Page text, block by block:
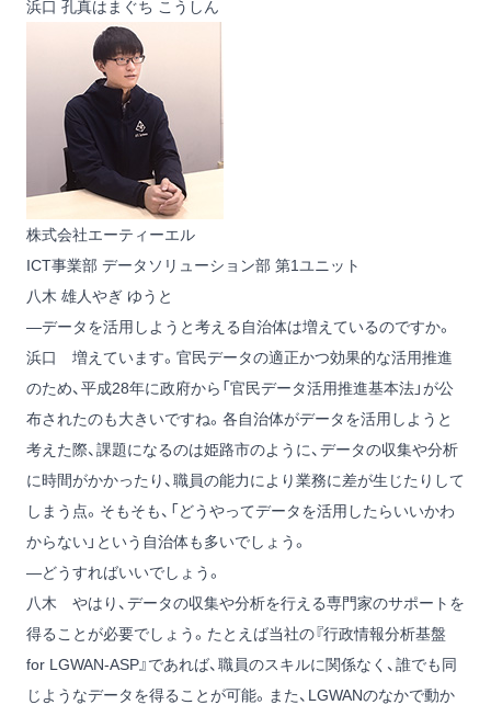
浜口 孔真はまぐち こうしん
株式会社エーティーエル
ICT事業部 データソリューション部 第1ユニット
八木 雄人やぎ ゆうと
―データを活用しようと考える自治体は増えているのですか。
浜口
増えています。官民データの適正かつ効果的な活用推進
のため、平成28年に政府から「官民データ活用推進基本法」が公
布されたのも大きいですね。各自治体がデータを活用しようと
考えた際、課題になるのは姫路市のように、データの収集や分析
に時間がかかったり、職員の能力により業務に差が生じたりして
しまう点。そもそも、「どうやってデータを活用したらいいかわ
からない」という自治体も多いでしょう。
―どうすればいいでしょう。
八木 やはり、データの収集や分析を行える専門家のサポートを
得ることが必要でしょう。たとえば当社の『行政情報分析基盤
for LGWAN-ASP』であれば、職員のスキルに関係なく、誰でも同
じようなデータを得ることが可能。また、LGWANのなかで動か